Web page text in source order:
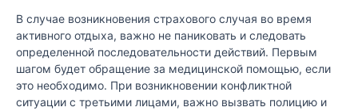
В случае возникновения страхового случая во время
активного отдыха, важно не паниковать и следовать
определенной последовательности действий. Первым
шагом будет обращение за медицинской помощью, если
это необходимо. При возникновении конфликтной
ситуации с третьими лицами, важно вызвать полицию и